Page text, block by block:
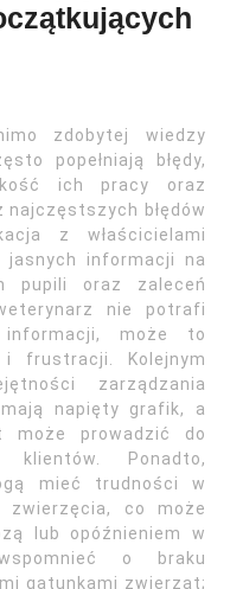
zdobytej wiedzy
popełniają błędy,
ich pracy oraz
najczęstszych błędów
z właścicielami
jasnych informacji na
pupili oraz zaleceń
nie potrafi
może to
i frustracji. Kolejnym
zarządzania
napięty grafik, a
może prowadzić do
klientów. Ponadto,
mieć trudności w
zwierzęcia, co może
lub opóźnieniem w
o braku
gatunkami zwierząt;